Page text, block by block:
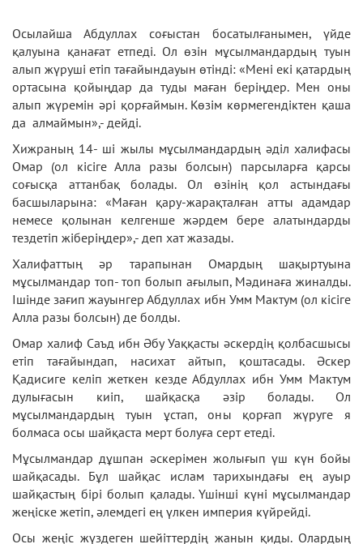
Осылайша Абдуллах соғыстан босатылғанымен, үйде
қалуына қанағат етпеді. Ол өзін мұсылмандардың туын
алып жүруші етіп тағайындауын өтінді: «Мені екі қатардың
ортасына қойыңдар да туды маған беріңдер. Мен оны
алып жүремін әрі қорғаймын. Көзім көрмегендіктен қаша
да алмаймын»,- дейді.
Хижраның 14- ші жылы мұсылмандардың әділ халифасы
Омар (ол кісіге Алла разы болсын) парсыларға қарсы
соғысқа аттанбақ болады. Ол өзінің қол астындағы
басшыларына: «Маған қару-жарақталған атты адамдар
немесе қолынан келгенше жәрдем бере алатындарды
тездетіп жіберіңдер»,- деп хат жазады.
Халифаттың әр тарапынан Омардың шақыртуына
мұсылмандар топ- топ болып ағылып, Мәдинаға жиналды.
Ішінде зағип жауынгер Абдуллах ибн Умм Мактум (ол кісіге
Алла разы болсын) де болды.
Омар халиф Саъд ибн Әбу Уаққасты әскердің қолбасшысы
етіп тағайындап, насихат айтып, қоштасады. Әскер
Қадисиге келіп жеткен кезде Абдуллах ибн Умм Мактум
дулығасын киіп, шайқасқа әзір болады. Ол
мұсылмандардың туын ұстап, оны қорғап жүруге я
болмаса осы шайқаста мерт болуға серт етеді.
Мұсылмандар дұшпан әскерімен жолығып үш күн бойы
шайқасады. Бұл шайқас ислам тарихындағы ең ауыр
шайқастың бірі болып қалады. Үшінші күні мұсылмандар
жеңіске жетіп, әлемдегі ең үлкен империя күйрейді.
Осы жеңіс жүздеген шейіттердің жанын қиды. Олардың